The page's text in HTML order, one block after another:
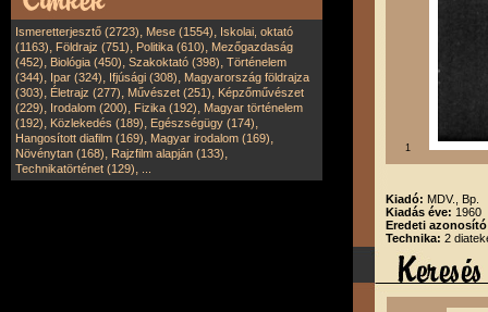
Ismeretterjesztő (2723), Mese (1554), Iskolai, oktató
(1163), Földrajz (751), Politika (610), Mezőgazdaság
(452), Biológia (450), Szakoktató (398), Történelem
(344), Ipar (324), Ifjúsági (308), Magyarország földrajza
(303), Életrajz (277), Művészet (251), Képzőművészet
(229), Irodalom (200), Fizika (192), Magyar történelem
(192), Közlekedés (189), Egészségügy (174),
Hangosított diafilm (169), Magyar irodalom (169),
Növénytan (168), Rajzfilm alapján (133),
Technikatörténet (129),
1
Kiadó: MDV., Bp.
Kiadás éve: 1960
Eredeti
Technika: 2